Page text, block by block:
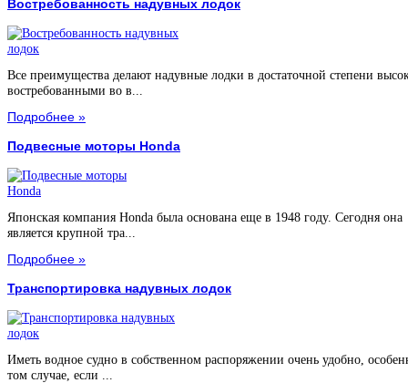
Востребованность надувных лодок
Все преимущества делают надувные лодки в достаточной степени
востребованными во в...
Подробнее »
Подвесные моторы Honda
Японская компания Honda была основана еще в 1948 году. Сегодня она
является крупной тра...
Подробнее »
Транспортировка надувных лодок
Иметь водное судно в собственном распоряжении очень удобно,
том случае, если ...